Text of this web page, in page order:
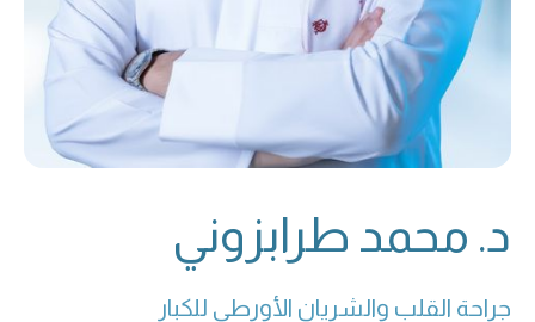
د. محمد طرابزوني
جراحة القلب والشريان الأورطي للكبار